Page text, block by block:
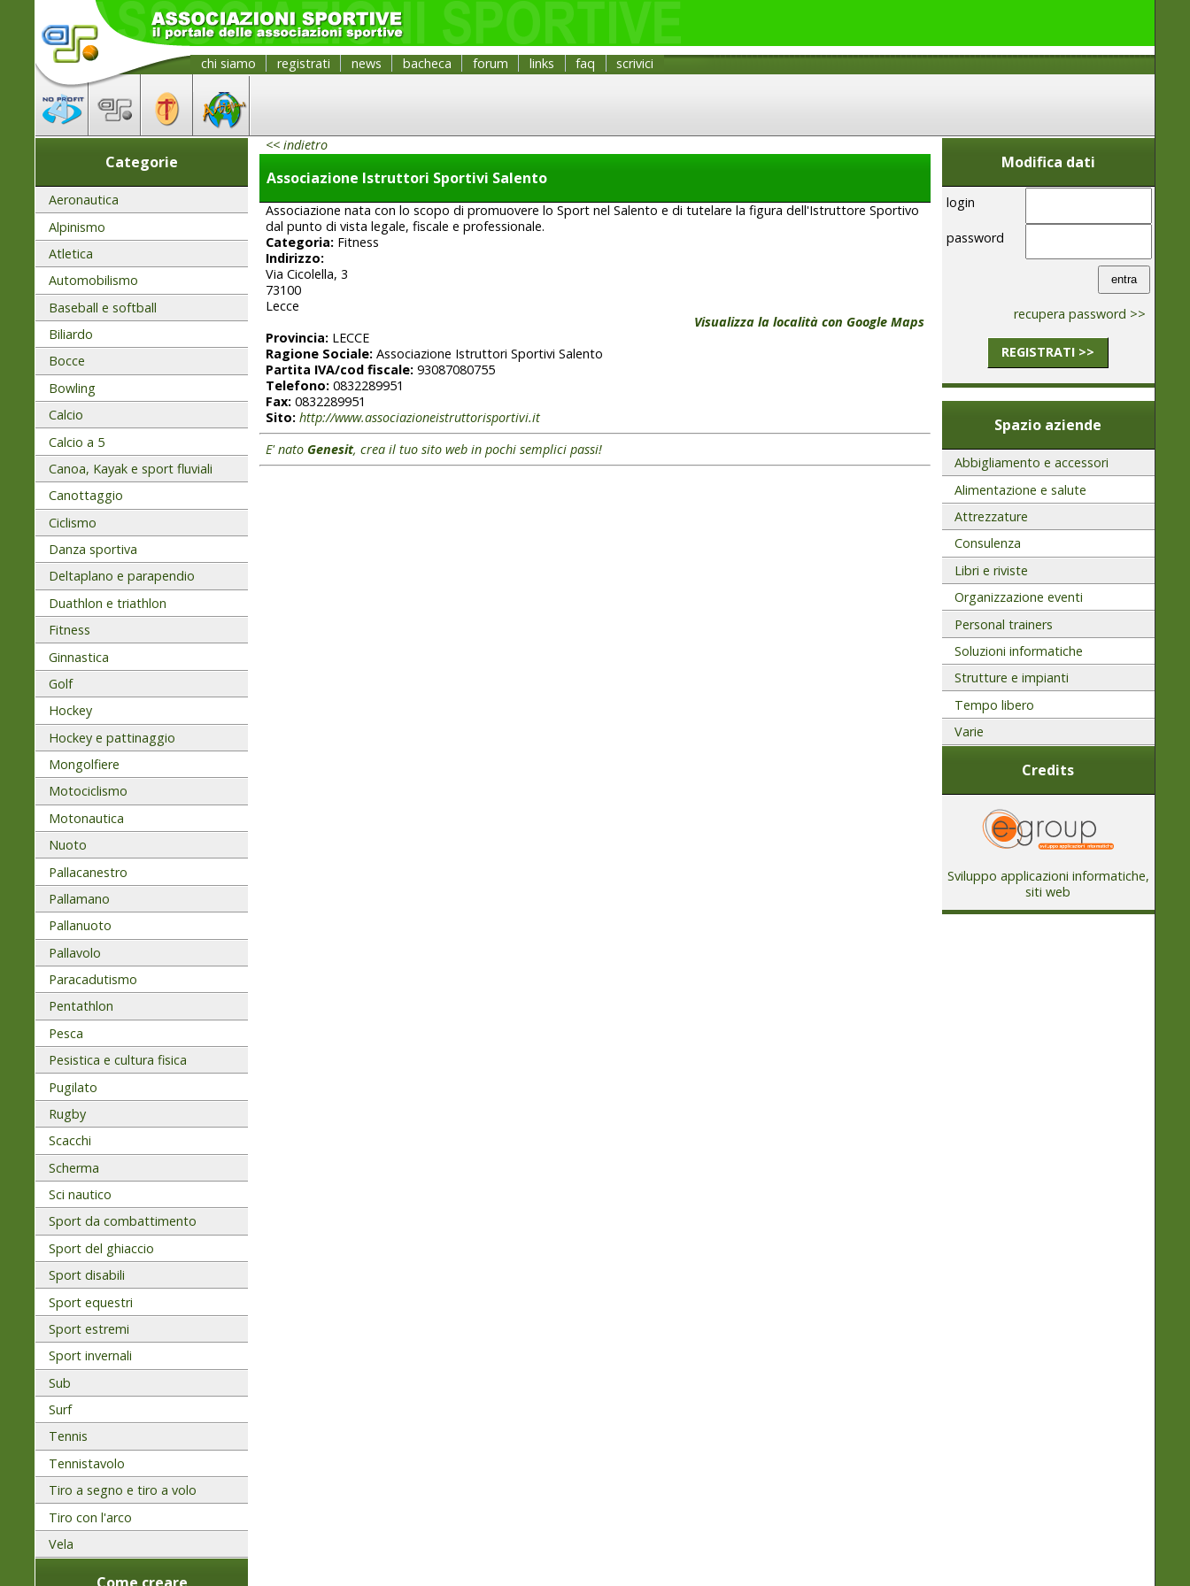
chi siamo registrati news bacheca forum links faq scrivici
Categorie
Aeronautica
Alpinismo
Atletica
Automobilismo
Baseball e softball
Biliardo
Bocce
Bowling
Calcio
Calcio a 5
Canoa, Kayak e sport fluviali
Canottaggio
Ciclismo
Danza sportiva
Deltaplano e parapendio
Duathlon e triathlon
Fitness
Ginnastica
Golf
Hockey
Hockey e pattinaggio
Mongolfiere
Motociclismo
Motonautica
Nuoto
Pallacanestro
Pallamano
Pallanuoto
Pallavolo
Paracadutismo
Pentathlon
Pesca
Pesistica e cultura fisica
Pugilato
Rugby
Scacchi
Scherma
Sci nautico
Sport da combattimento
Sport del ghiaccio
Sport disabili
Sport equestri
Sport estremi
Sport invernali
Sub
Surf
Tennis
Tennistavolo
Tiro a segno e tiro a volo
Tiro con l'arco
Vela
<< indietro
Associazione Istruttori Sportivi Salento
Associazione nata con lo scopo di promuovere lo Sport nel Salento e di tutelare la figura dell'Istruttore Sportivo
dal punto di vista legale, fiscale e professionale.
Categoria: Fitness
Indirizzo:
Via Cicolella, 3
73100
Lecce
Visualizza la località con Google Maps
Provincia: LECCE
Ragione Sociale: Associazione Istruttori Sportivi Salento
Partita IVA/cod fiscale: 93087080755
Telefono: 0832289951
Fax: 0832289951
Sito: http://www.associazioneistruttorisportivi.it
E' nato Genesit, crea il tuo sito web in pochi semplici passi!
Modifica dati
login
password
recupera password >>
REGISTRATI >>
Spazio aziende
Abbigliamento e accessori
Alimentazione e salute
Attrezzature
Consulenza
Libri e riviste
Organizzazione eventi
Personal trainers
Soluzioni informatiche
Strutture e impianti
Tempo libero
Varie
Credits
Sviluppo applicazioni informatiche,
siti web